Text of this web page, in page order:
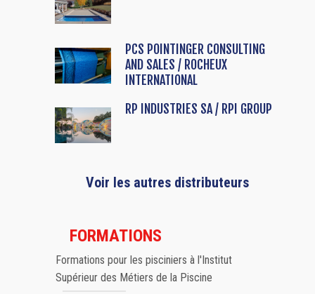
PCS POINTINGER CONSULTING
AND SALES / ROCHEUX
INTERNATIONAL
RP INDUSTRIES SA / RPI GROUP
Voir les autres distributeurs
FORMATIONS
Formations pour les pisciniers à l'Institut
Supérieur des Métiers de la Piscine